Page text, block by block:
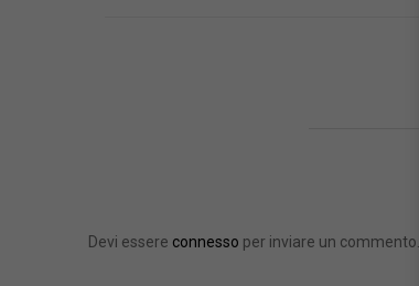
Devi essere connesso per inviare un commento.